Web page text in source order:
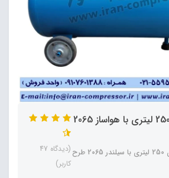
کمپرسور پیستونی 250 لیتری با هواساز 2065
قیمت پمپ باد تسمه ای 250 لیتری با سیلندر 2065 طرح
(دیدگاه 47
کاربر)